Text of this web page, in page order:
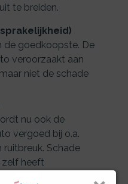
te breiden.
de goedkoopste. De
veroorzaakt aan
niet de schade
nu ook de
vergoed bij o.a.
Schade
zelf heeft
een